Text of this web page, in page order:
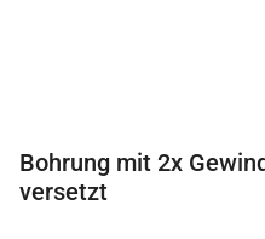
Bohrung mit 2x
versetzt